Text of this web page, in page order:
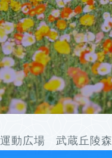
動広場 武蔵丘陵